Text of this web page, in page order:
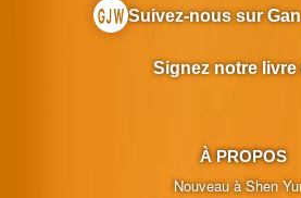
À PROPOS
Nouveau à Shen
Suivez-nous sur
Signez notre